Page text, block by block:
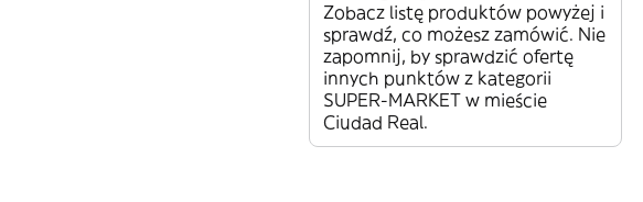
Zobacz listę produktów powyżej i
sprawdź, co możesz zamówić. Nie
zapomnij, by sprawdzić ofertę
innych punktów z kategorii
SUPER-MARKET w mieście
Ciudad Real.